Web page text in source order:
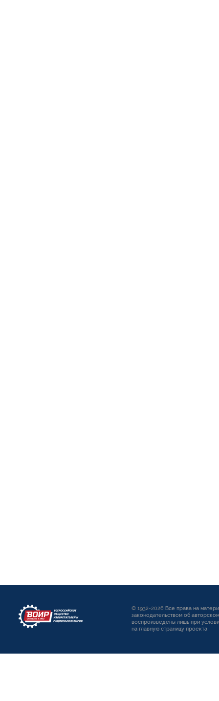
© 1932-2026 Все права на
законодательством об
воспроизведены лишь при
на главную страницу проекта